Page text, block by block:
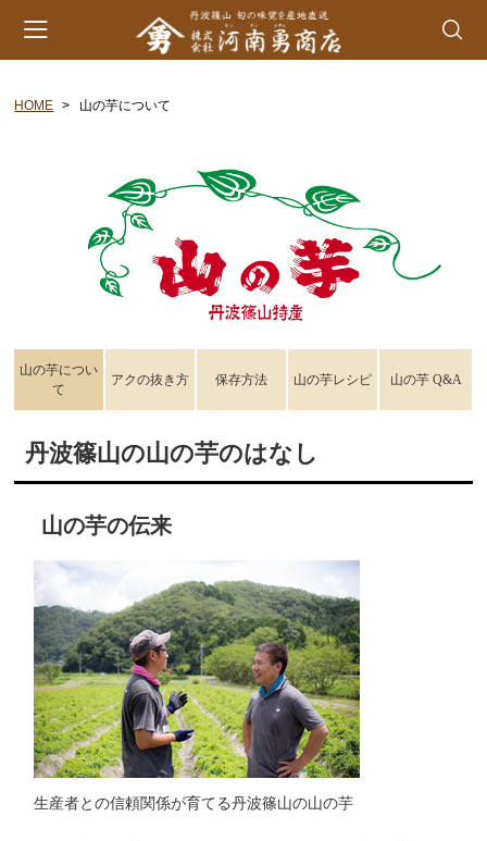
生とろろ | 味とろろ
丹波おはぎ
黒豆煮 | 栗甘露煮
黒大豆 | 大納言小豆
丹波栗・黒枝豆
佃煮・惣菜・調味料
HOME 山の芋について
山の芋につい
て
アクの抜き方 保存方法 山の芋レシピ 山の芋 Q&A
丹波篠山の山の芋のはなし
山の芋の伝来
生産者との信頼関係が育てる丹波篠山の山の芋